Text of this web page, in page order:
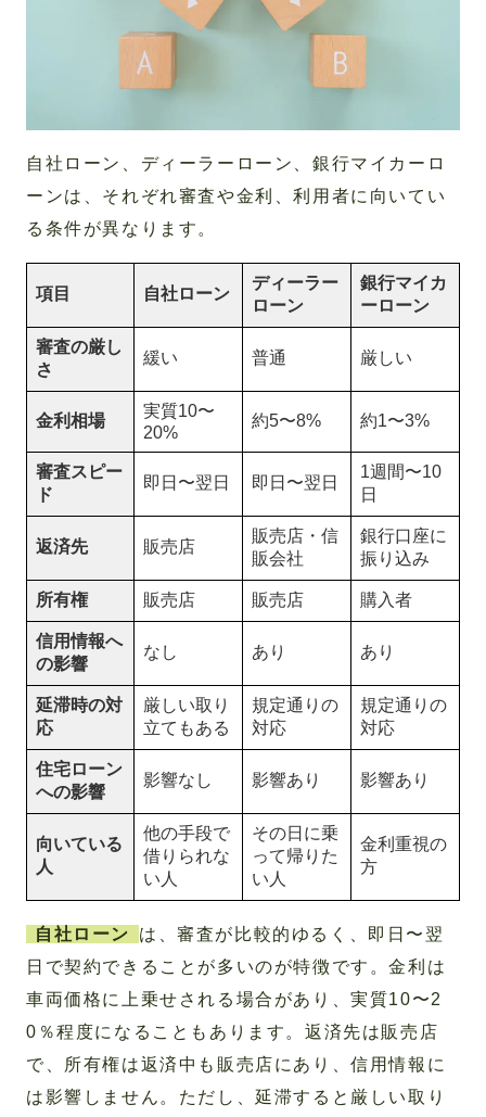
自社ローン、ディーラーローン、銀行マイカーロ
ーンは、それぞれ審査や金利、利用者に向いてい
る条件が異なります。
項目 自社ローン
ディーラー
ローン
銀行マイカ
ーローン
審査の厳し
さ
緩い 普通 厳しい
金利相場
実質10〜
20%
約5〜8% 約1〜3%
審査スピー
ド
即日〜翌日 即日〜翌日
1週間〜10
日
返済先 販売店
販売店・信
販会社
銀行口座に
振り込み
所有権 販売店 販売店 購入者
信用情報へ
の影響
なし あり あり
延滞時の対
応
厳しい取り
立てもある
規定通りの
対応
規定通りの
対応
住宅ローン
への影響
影響なし 影響あり 影響あり
向いている
人
他の手段で
借りられな
い人
その日に乗
って帰りた
い人
金利重視の
方
自社ローン
は、審査が比較的ゆるく、即日〜翌
日で契約できることが多いのが特徴です。金利は
車両価格に上乗せされる場合があり、実質10〜2
0％程度になることもあります。返済先は販売店
で、所有権は返済中も販売店にあり、信用情報に
は影響しません。ただし、延滞すると厳しい取り